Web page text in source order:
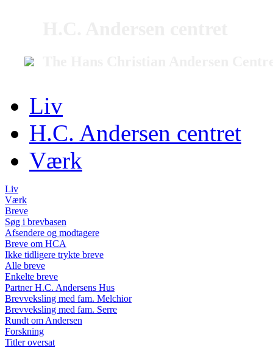
Liv
H.C. Andersen centret
Værk
Liv
Værk
Breve
Søg i brevbasen
Afsendere og modtagere
Breve om HCA
Ikke tidligere trykte breve
Alle breve
Enkelte breve
Partner H.C. Andersens Hus
Brevveksling med fam. Melchior
Brevveksling med fam. Serre
Rundt om Andersen
Forskning
Titler oversat